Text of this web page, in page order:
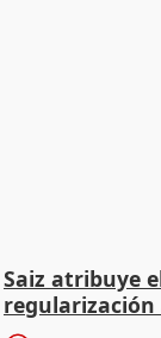
Saiz atribuye